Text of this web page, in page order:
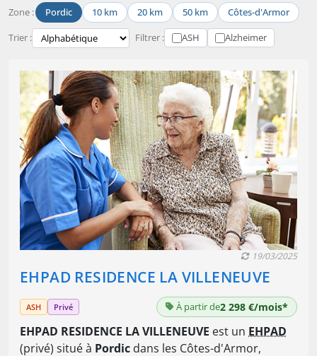
Zone : Pordic 10 km 20 km 50 km Côtes-d'Armor
Trier : Filtrer : ASH Alzheimer
EHPAD RESIDENCE LA VILLENEUVE
19/03/2025
ASH Privé À partir de2 298 €/mois*
EHPAD RESIDENCE LA VILLENEUVE est un EHPAD
(privé) situé à Pordic dans les Côtes-d'Armor,